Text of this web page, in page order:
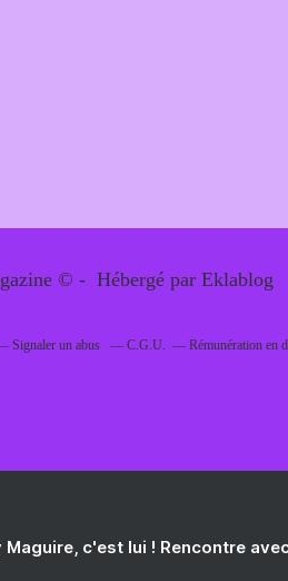
© - Hébergé par Eklablog
Signaler un abus C.G.U. Rémunération en
c'est lui ! Rencontre